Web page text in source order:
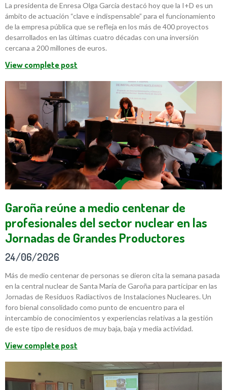
La presidenta de Enresa Olga García destacó hoy que la I+D es un
ámbito de actuación “clave e indispensable” para el funcionamiento
de la empresa pública que se refleja en los más de 400 proyectos
desarrollados en las últimas cuatro décadas con una inversión
cercana a 200 millones de euros.
View complete post
Garoña reúne a medio centenar de
profesionales del sector nuclear en las
Jornadas de Grandes Productores
24/06/2026
Más de medio centenar de personas se dieron cita la semana pasada
en la central nuclear de Santa María de Garoña para participar en las
Jornadas de Residuos Radiactivos de Instalaciones Nucleares. Un
foro bienal consolidado como punto de encuentro para el
intercambio de conocimientos y experiencias relativas a la gestión
de este tipo de residuos de muy baja, baja y media actividad.
View complete post